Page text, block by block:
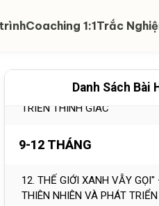
Coaching 1:1Trắc
Danh Sách Bài
11. "ÂM THANH TỪ KÝ ỨC" –
TRIỂN THÍNH GIÁC
9-12 THÁNG
12. THẾ GIỚI XANH VẪY
THIÊN NHIÊN VÀ PHÁT